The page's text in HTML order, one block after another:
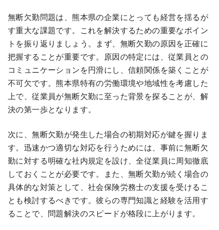
無断欠勤問題は、熊本県の企業にとっても経営を揺るが
す重大な課題です。これを解決するための重要なポイン
トを振り返りましょう。まず、無断欠勤の原因を正確に
把握することが重要です。原因の特定には、従業員との
コミュニケーションを円滑にし、信頼関係を築くことが
不可欠です。熊本県特有の労働環境や地域性を考慮した
上で、従業員が無断欠勤に至った背景を探ることが、解
決の第一歩となります。
次に、無断欠勤が発生した場合の初期対応が鍵を握りま
す。迅速かつ適切な対応を行うためには、事前に無断欠
勤に対する明確な社内規定を設け、全従業員に周知徹底
しておくことが必要です。また、無断欠勤が続く場合の
具体的な対策として、社会保険労務士の支援を受けるこ
とも検討するべきです。彼らの専門知識と経験を活用す
ることで、問題解決のスピードが格段に上がります。